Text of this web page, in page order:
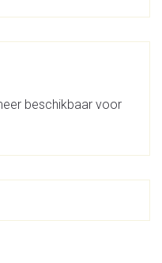
beschikbaar voor